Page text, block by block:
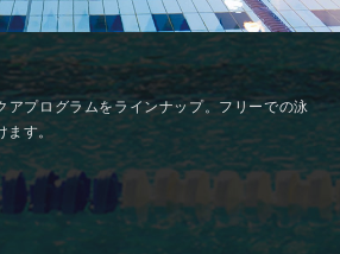
アプログラムをラインナップ。フリーでの泳
ます。